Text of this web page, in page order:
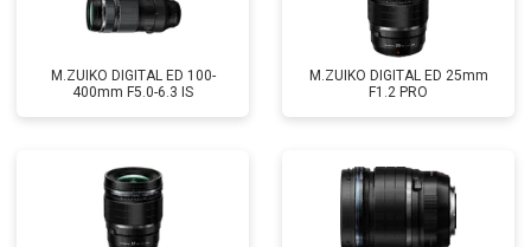
M.ZUIKO DIGITAL ED 100-
400mm F5.0-6.3 IS
M.ZUIKO DIGITAL ED 25mm
F1.2 PRO